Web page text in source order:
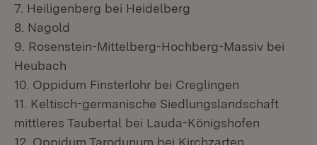
7. Heiligenberg bei Heidelberg
8. Nagold
9. Rosenstein-Mittelberg-Hochberg-Massiv bei
Heubach
10. Oppidum Finsterlohr bei Creglingen
11. Keltisch-germanische Siedlungslandschaft
mittleres Taubertal bei Lauda-Königshofen
12. Oppidum Tarodunum bei Kirchzarten